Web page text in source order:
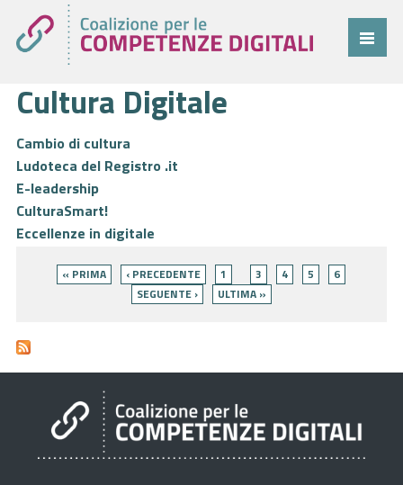
Coalizione
Comitato
Progetti
Cittadini
Imprese
Pubblica Amministrazione
Pubblica Amministrazione
Documentazione
Cultura Digitale
Cambio di cultura
Ludoteca del Registro .it
E-leadership
CulturaSmart!
Eccellenze in digitale
« PRIMA ‹ PRECEDENTE 1 3 4 5
6
SEGUENTE ›
ULTIMA »